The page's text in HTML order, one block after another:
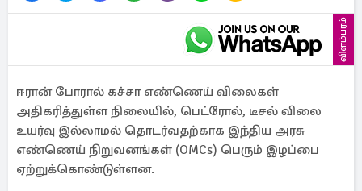
விளம்பரம்
ஈரான் போரால் கச்சா எண்ணெய் விலைகள்
அதிகரித்துள்ள நிலையில், பெட்ரோல், டீசல் விலை
உயர்வு இல்லாமல் தொடர்வதற்காக இந்திய அரசு
எண்ணெய் நிறுவனங்கள் (OMCs) பெரும் இழப்பை
ஏற்றுக்கொண்டுள்ளன.